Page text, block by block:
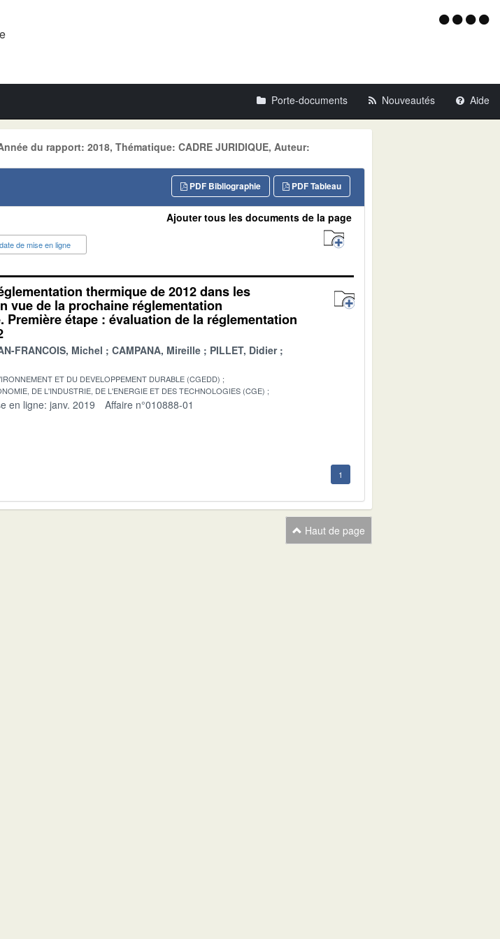
Menu
Porte-documents Nouveautés Aide
du rapport: 2018, Thématique: CADRE JURIDIQUE, Auteur:
PDF Tableau
PDF Bibliographie
date de mise en ligne
Ajouter tous les documents de la page
thermique de 2012 dans les
vue de la prochaine réglementation
Première étape : évaluation de la réglementation
FRANCOIS, Michel CAMPANA, Mireille
PILLET, Didier
ET DU DEVELOPPEMENT DURABLE (CGEDD)
DE L'INDUSTRIE, DE L'ENERGIE ET DES TECHNOLOGIES (CGE)
en ligne: janv. 2019 Affaire n°010888-01
1
Haut de page